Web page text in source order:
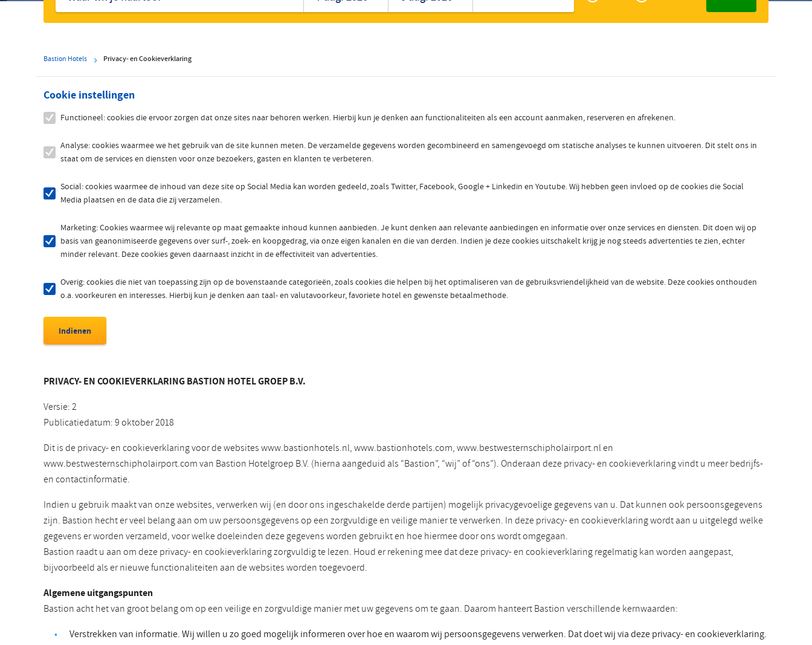
Roemeens Turks
Bastion Hotels Privacy- en Cookieverklaring
Cookie instellingen
Functioneel: cookies die ervoor zorgen dat onze sites naar behoren werken. Hierbij kun je denken aan functionaliteiten als een account aanmaken, reserveren en afrekenen.
Analyse: cookies waarmee we het gebruik van de site kunnen meten. De verzamelde gegevens worden gecombineerd en samengevoegd om statische analyses te kunnen uitvoeren. Dit stelt ons in
staat om de services en diensten voor onze bezoekers, gasten en klanten te verbeteren.
Social: cookies waarmee de inhoud van deze site op Social Media kan worden gedeeld, zoals Twitter, Facebook, Google + Linkedin en Youtube. Wij hebben geen invloed op de cookies die Social
Media plaatsen en de data die zij verzamelen.
Marketing: Cookies waarmee wij relevante op maat gemaakte inhoud kunnen aanbieden. Je kunt denken aan relevante aanbiedingen en informatie over onze services en diensten. Dit doen wij op
basis van geanonimiseerde gegevens over surf-, zoek- en koopgedrag, via onze eigen kanalen en die van derden. Indien je deze cookies uitschakelt krijg je nog steeds advertenties te zien, echter
minder relevant. Deze cookies geven daarnaast inzicht in de effectiviteit van advertenties.
Overig: cookies die niet van toepassing zijn op de bovenstaande categorieën, zoals cookies die helpen bij het optimaliseren van de gebruiksvriendelijkheid van de website. Deze cookies onthouden
o.a. voorkeuren en interesses. Hierbij kun je denken aan taal- en valutavoorkeur, favoriete hotel en gewenste betaalmethode.
PRIVACY- EN COOKIEVERKLARING BASTION HOTEL GROEP B.V.
Versie: 2
Publicatiedatum: 9 oktober 2018
Dit is de privacy- en cookieverklaring voor de websites www.bastionhotels.nl, www.bastionhotels.com, www.bestwesternschipholairport.nl en
www.bestwesternschipholairport.com van Bastion Hotelgroep B.V. (hierna aangeduid als “Bastion”, “wij” of “ons”). Onderaan deze privacy- en cookieverklaring vindt u meer bedrijfs-
en contactinformatie.
Indien u gebruik maakt van onze websites, verwerken wij (en door ons ingeschakelde derde partijen) mogelijk privacygevoelige gegevens van u. Dat kunnen ook persoonsgegevens
zijn. Bastion hecht er veel belang aan om uw persoonsgegevens op een zorgvuldige en veilige manier te verwerken. In deze privacy- en cookieverklaring wordt aan u uitgelegd welke
gegevens er worden verzameld, voor welke doeleinden deze gegevens worden gebruikt en hoe hiermee door ons wordt omgegaan.
Bastion raadt u aan om deze privacy- en cookieverklaring zorgvuldig te lezen. Houd er rekening mee dat deze privacy- en cookieverklaring regelmatig kan worden aangepast,
bijvoorbeeld als er nieuwe functionaliteiten aan de websites worden toegevoerd.
Algemene uitgangspunten
Bastion acht het van groot belang om op een veilige en zorgvuldige manier met uw gegevens om te gaan. Daarom hanteert Bastion verschillende kernwaarden:
Verstrekken van informatie. Wij willen u zo goed mogelijk informeren over hoe en waarom wij persoonsgegevens verwerken. Dat doet wij via deze privacy- en cookieverklaring.